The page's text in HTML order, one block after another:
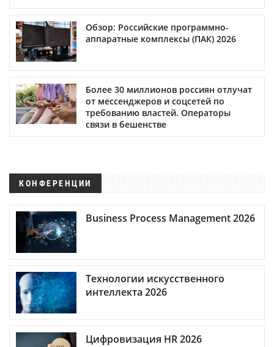
Обзор: Российские программно-
аппаратные комплексы (ПАК) 2026
Более 30 миллионов россиян отлучат
от мессенджеров и соцсетей по
требованию властей. Операторы
связи в бешенстве
КОНФЕРЕНЦИИ
Business Process Management 2026
Технологии искусственного
интеллекта 2026
Цифровизация HR 2026